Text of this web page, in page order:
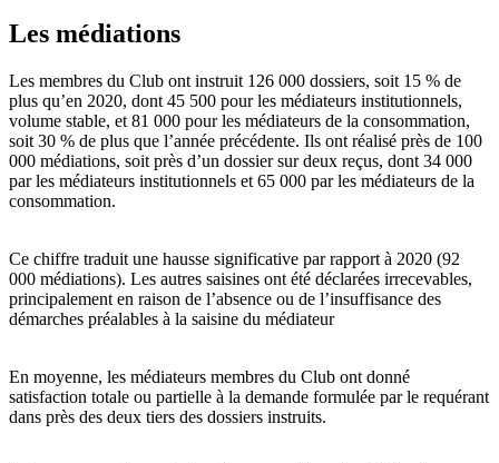
Les médiations
Les membres du Club ont instruit 126 000 dossiers, soit 15 % de
plus qu’en 2020, dont 45 500 pour les médiateurs institutionnels,
volume stable, et 81 000 pour les médiateurs de la consommation,
soit 30 % de plus que l’année précédente. Ils ont réalisé près de 100
000 médiations, soit près d’un dossier sur deux reçus, dont 34 000
par les médiateurs institutionnels et 65 000 par les médiateurs de la
consommation.
Ce chiffre traduit une hausse significative par rapport à 2020 (92
000 médiations). Les autres saisines ont été déclarées irrecevables,
principalement en raison de l’absence ou de l’insuffisance des
démarches préalables à la saisine du médiateur
En moyenne, les médiateurs membres du Club ont donné
satisfaction totale ou partielle à la demande formulée par le requérant
dans près des deux tiers des dossiers instruits.